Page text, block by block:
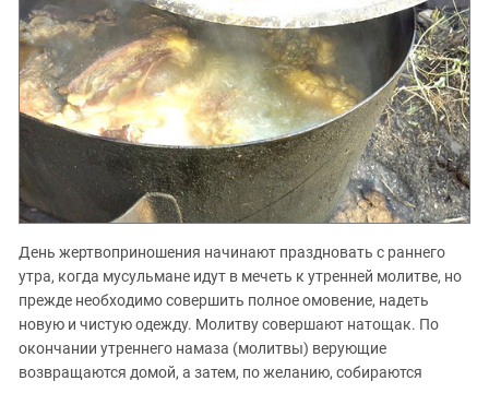
День жертвоприношения начинают праздновать с раннего
утра, когда мусульмане идут в мечеть к утренней молитве, но
прежде необходимо совершить полное омовение, надеть
новую и чистую одежду. Молитву совершают натощак. По
окончании утреннего намаза (молитвы) верующие
возвращаются домой, а затем, по желанию, собираются